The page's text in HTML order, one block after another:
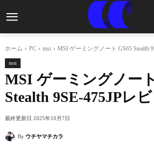
ホーム PC msi MSI ゲーミングノート
msi
MSI ゲーミングノート GS65
Stealth 9SE-475JPレ
最終更新日 2025年10月7日
By ウチヤマチカラ